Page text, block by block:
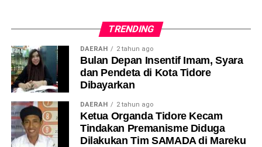
TRENDING
DAERAH 2 tahun ago
Bulan Depan Insentif Imam, Syara
dan Pendeta di Kota Tidore
Dibayarkan
DAERAH 2 tahun ago
Ketua Organda Tidore Kecam
Tindakan Premanisme Diduga
Dilakukan Tim SAMADA di Mareku